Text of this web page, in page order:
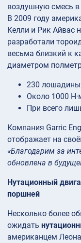
воздушную смесь в
В 2009 году
Келли и Рик Айвас
разработали
весьма близкий к
диаметром
230
Около 1000
При всего
Компания Garric
отображает на
«Благодарим за
обновлена в
Нутационный
поршней
Несколько более
ожидать
американцем